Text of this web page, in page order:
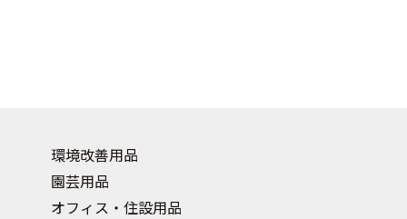
環境改善用品
園芸用品
オフィス・住設用品